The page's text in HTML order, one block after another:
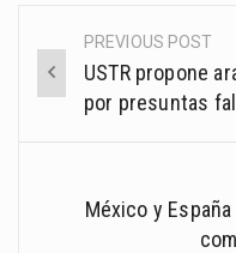
Post
navigation
PREVIOUS POST
USTR propone
por presuntas
México y